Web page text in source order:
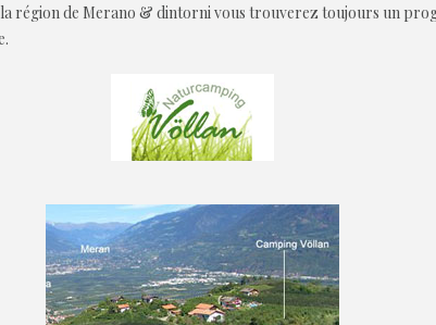
région de Merano & dintorni vous trouverez toujours un